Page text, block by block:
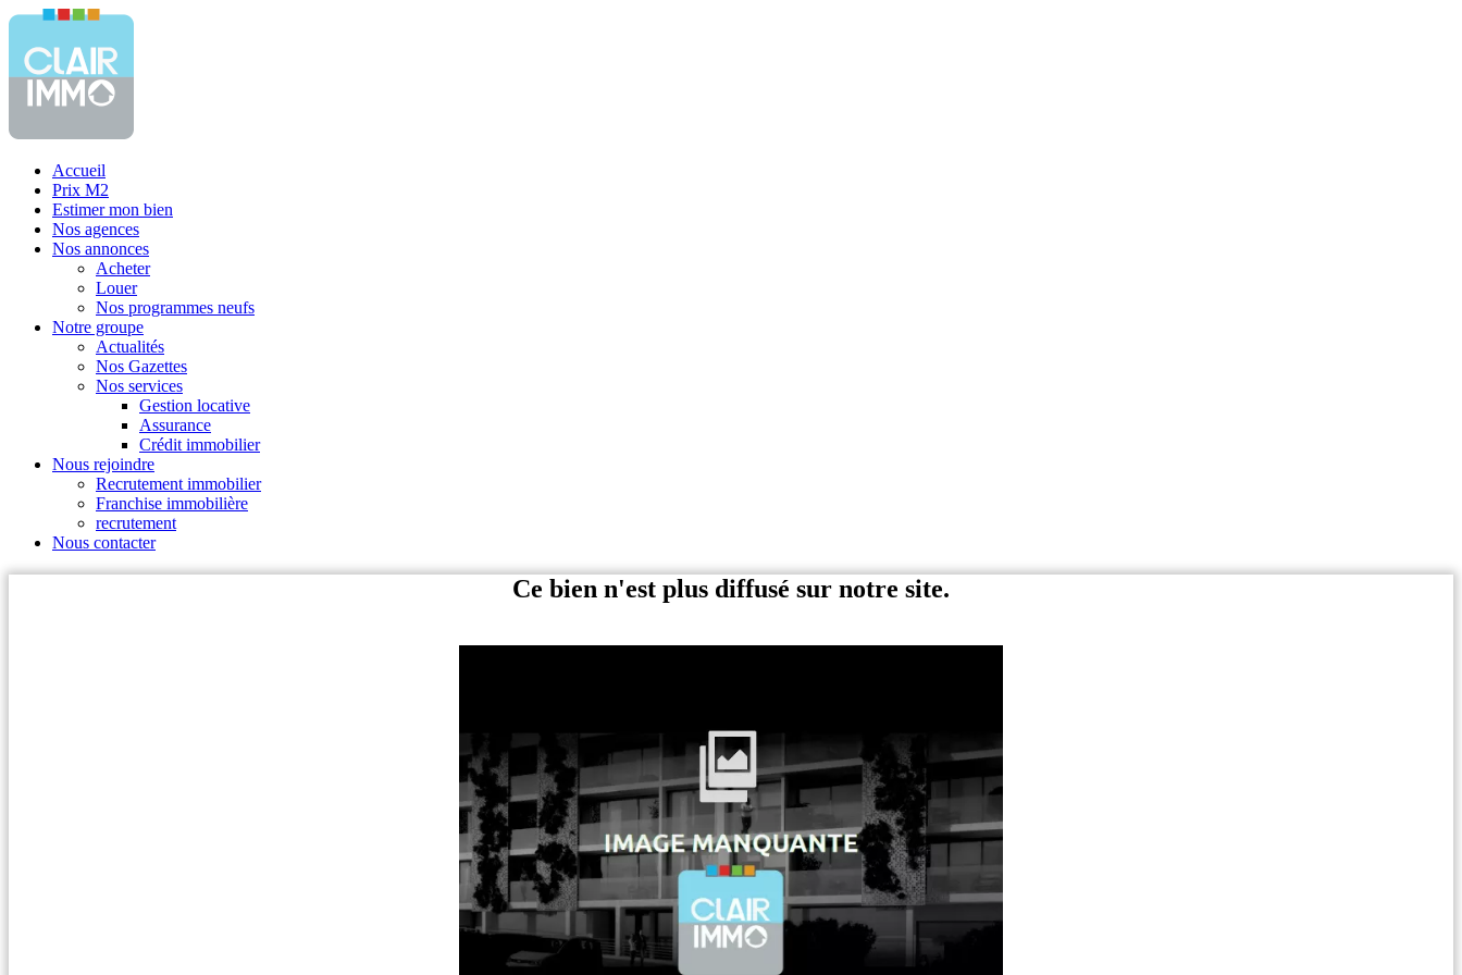
Accueil
Prix M2
Estimer mon bien
Nos agences
Nos annonces
Acheter
Louer
Nos programmes neufs
Notre groupe
Actualités
Nos Gazettes
Nos services
Gestion locative
Assurance
Crédit immobilier
Nous rejoindre
Recrutement immobilier
Franchise immobilière
recrutement
Nous contacter
Ce bien n'est plus diffusé sur notre site.